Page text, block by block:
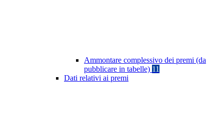
Ammontare complessivo dei premi (da
pubblicare in tabelle) 11
Dati relativi ai premi